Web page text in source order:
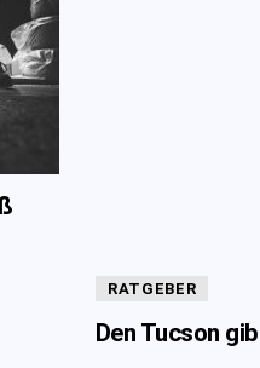
RATGEBER
Den Tucson